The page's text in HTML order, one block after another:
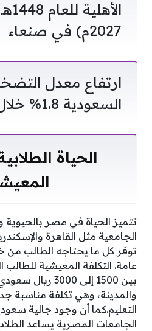
2027م) في صنعاء
ارتفاع معدل
السعودية 1.8% خلال مايو
الحياة
تتميز الحياة في مصر بالحيوية
الجامعية مثل القاهرة
توفر كل ما يحتاجه الطالب من
عامة. التكلفة المعيشية
بين 1500 إلى
والمدينة، وهي تكلفة مناسبة
التعليم.كما أن وجود جالية
الجامعات المصرية يساعد